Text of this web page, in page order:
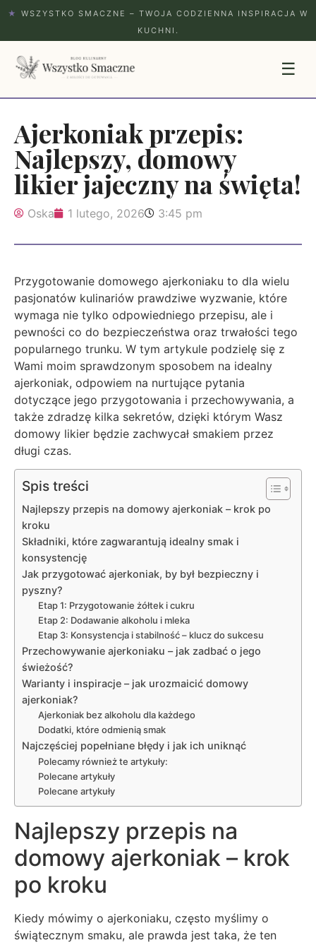
★
WSZYSTKO SMACZNE – TWOJA CODZIENNA INSPIRACJA W
KUCHNI.
☰
Ajerkoniak przepis:
Najlepszy, domowy
likier jajeczny na święta!
Oska 1 lutego, 2026 3:45 pm
Przygotowanie domowego ajerkoniaku to dla wielu
pasjonatów kulinariów prawdziwe wyzwanie, które
wymaga nie tylko odpowiedniego przepisu, ale i
pewności co do bezpieczeństwa oraz trwałości tego
popularnego trunku. W tym artykule podzielę się z
Wami moim sprawdzonym sposobem na idealny
ajerkoniak, odpowiem na nurtujące pytania
dotyczące jego przygotowania i przechowywania, a
także zdradzę kilka sekretów, dzięki którym Wasz
domowy likier będzie zachwycał smakiem przez
długi czas.
Spis treści
Najlepszy przepis na domowy ajerkoniak – krok po
kroku
Składniki, które zagwarantują idealny smak i
konsystencję
Jak przygotować ajerkoniak, by był bezpieczny i
pyszny?
Etap 1: Przygotowanie żółtek i cukru
Etap 2: Dodawanie alkoholu i mleka
Etap 3: Konsystencja i stabilność – klucz do sukcesu
Przechowywanie ajerkoniaku – jak zadbać o jego
świeżość?
Warianty i inspiracje – jak urozmaicić domowy
ajerkoniak?
Ajerkoniak bez alkoholu dla każdego
Dodatki, które odmienią smak
Najczęściej popełniane błędy i jak ich uniknąć
Polecamy również te artykuły:
Polecane artykuły
Polecane artykuły
Najlepszy przepis na
domowy ajerkoniak – krok
po kroku
Kiedy mówimy o ajerkoniaku, często myślimy o
świątecznym smaku, ale prawda jest taka, że ten